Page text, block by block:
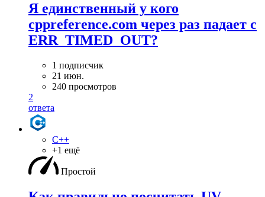
Я единственный у кого
cppreference.com через раз падает с
ERR_TIMED_OUT?
1 подписчик
21 июн.
240 просмотров
2
ответа
C++
+1 ещё
Простой